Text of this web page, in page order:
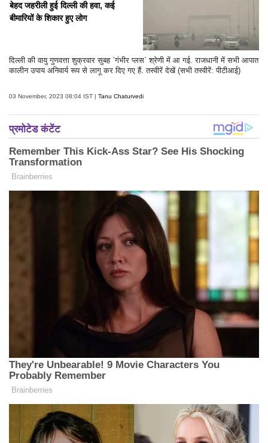
बेहद जहरीली हुई दिल्ली की हवा, कई
बीमारियों के शिकार हुए लोग
दिल्ली की वायु गुणवत्ता शुक्रवार सुबह `गंभीर प्लस` श्रेणी में आ गई. राजधानी में सभी आपात
कालीन उपाय अनिवार्य रूप से लागू कर दिए गए हैं. तस्वीरें देखें (सभी तस्वीरें: पीटीआई)
03 November, 2023 08:04 IST | Tanu Chaturvedi